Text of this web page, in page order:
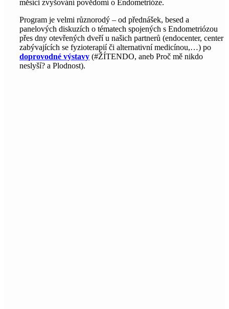
měsíci zvyšování povědomí o Endometrióze.
Program je velmi různorodý – od přednášek, besed a
panelových diskuzích o tématech spojených s Endometriózou
přes dny otevřených dveří u našich partnerů (endocenter, center
zabývajících se fyzioterapií či alternativní medicínou,…) po
doprovodné výstavy (#ŽÍTENDO, aneb Proč mě nikdo
neslyší? a Plodnost).